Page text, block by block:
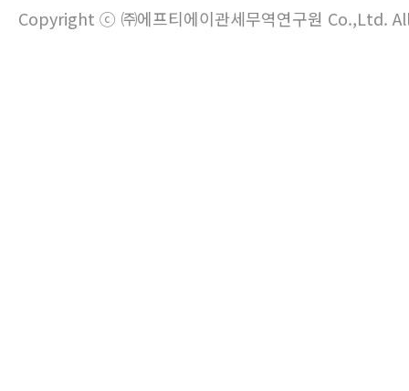
Copyright ⓒ ㈜에프티에이관세무역연구원 Co.,Ltd.